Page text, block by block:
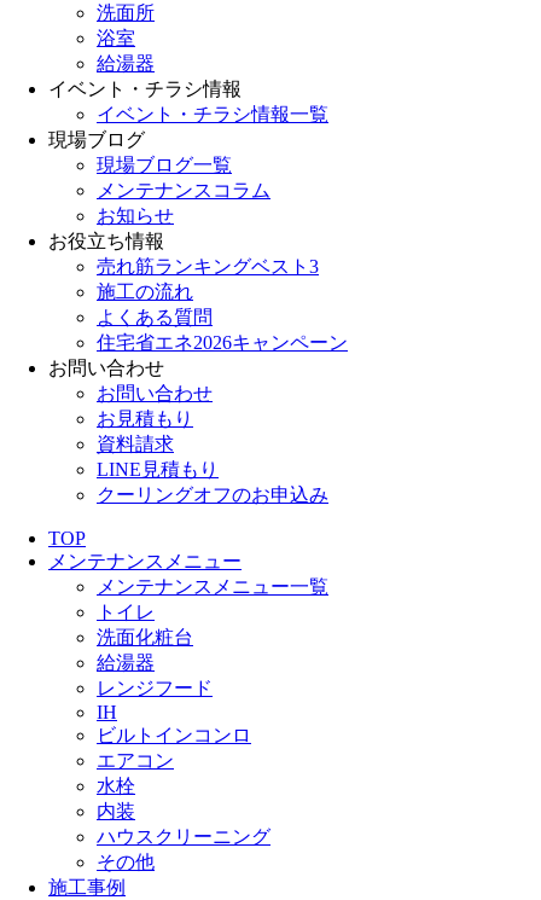
洗面所
浴室
給湯器
イベント・チラシ情報
イベント・チラシ情報一覧
現場ブログ
現場ブログ一覧
メンテナンスコラム
お知らせ
お役立ち情報
売れ筋ランキングベスト3
施工の流れ
よくある質問
住宅省エネ2026キャンペーン
お問い合わせ
お問い合わせ
お見積もり
資料請求
LINE見積もり
クーリングオフのお申込み
TOP
メンテナンスメニュー
メンテナンスメニュー一覧
トイレ
洗面化粧台
給湯器
レンジフード
IH
ビルトインコンロ
エアコン
水栓
内装
ハウスクリーニング
その他
施工事例